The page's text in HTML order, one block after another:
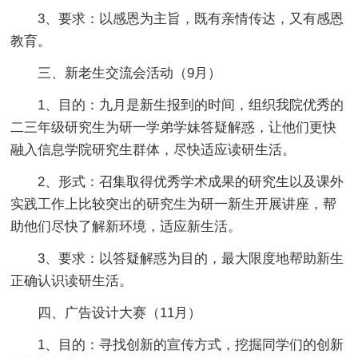
3、要求：以感恩为主旨，既有亲情传达，又有感恩
教育。
三、新老生交流会活动（9月）
1、目的：九月是新生报到的时间，组织我院优秀的
二三年级研究生为研一学弟学妹答疑解惑，让他们更快
融入信息学院研究生群体，尽快适应读研生活。
2、形式：召集取得优秀学术成果的研究生以及课外
实践工作上比较突出的研究生为研一新生开展讲座，帮
助他们尽快了解新环境，适应新生活。
3、要求：以答疑解惑为目的，最大限度地帮助新生
正确认识读研生活。
四、广告设计大赛（11月）
1、目的：寻找创新的宣传方式，挖掘同学们的创新